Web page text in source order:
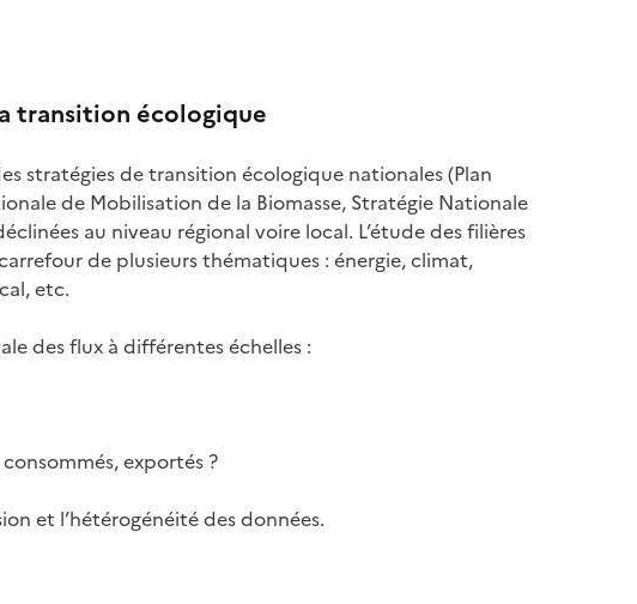
transition écologique
stratégies de transition écologique nationales (Plan
de Mobilisation de la Biomasse, Stratégie Nationale
au niveau régional voire local. L’étude des filières
de plusieurs thématiques : énergie, climat,
etc.
des flux à différentes échelles :
exportés ?
et l’hétérogénéité des données.